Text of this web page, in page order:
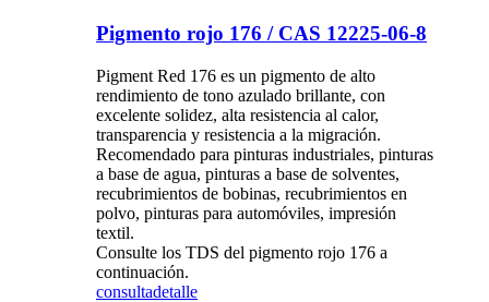
Pigmento rojo 176 / CAS 12225-06-8
Pigment Red 176 es un pigmento de alto
rendimiento de tono azulado brillante, con
excelente solidez, alta resistencia al calor,
transparencia y resistencia a la migración.
Recomendado para pinturas industriales, pinturas
a base de agua, pinturas a base de solventes,
recubrimientos de bobinas, recubrimientos en
polvo, pinturas para automóviles, impresión
textil.
Consulte los TDS del pigmento rojo 176 a
continuación.
consultadetalle